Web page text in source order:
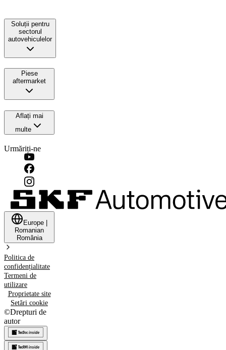
Soluții pentru
sectorul
autovehiculelor
Piese
aftermarket
Aflați mai
multe
Urmăriți-ne
Europe
Romanian
România
Politica de
confidențialitate
Termeni de
utilizare
Proprietate site
Setări cookie
©Drepturi de
autor